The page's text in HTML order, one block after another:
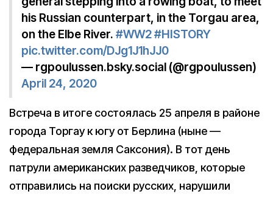
his Russian counterpart, in the Torgau area,
on the Elbe River. #WW2#HISTORY
pic.twitter.com/DJg1J1hJJ0
— rgpoulussen.bsky.social (@rgpoulussen)
April 24, 2020
Встреча в итоге состоялась 25 апреля в районе
города Торгау к югу от Берлина (ныне —
федеральная земля Саксония). В тот день
патрули американских разведчиков, которые
отправились на поиски русских, нарушили